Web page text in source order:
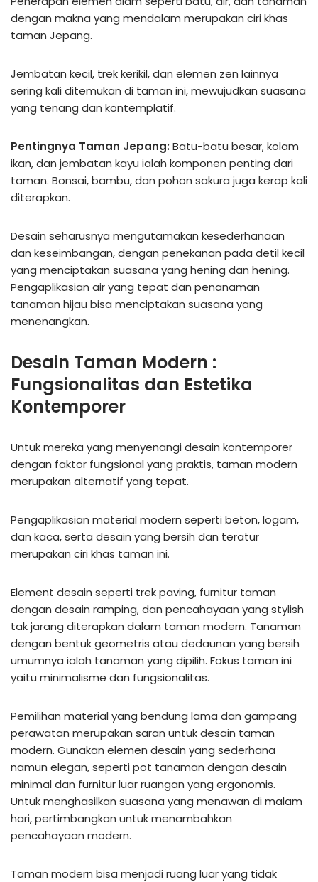
dengan makna yang mendalam merupakan ciri khas
taman Jepang.
Jembatan kecil, trek kerikil, dan elemen zen lainnya
sering kali ditemukan di taman ini, mewujudkan suasana
yang tenang dan kontemplatif.
Pentingnya Taman Jepang: Batu-batu besar, kolam
ikan, dan jembatan kayu ialah komponen penting dari
taman. Bonsai, bambu, dan pohon sakura juga kerap kali
diterapkan.
Desain seharusnya mengutamakan kesederhanaan
dan keseimbangan, dengan penekanan pada detil kecil
yang menciptakan suasana yang hening dan hening.
Pengaplikasian air yang tepat dan penanaman
tanaman hijau bisa menciptakan suasana yang
menenangkan.
Desain Taman Modern :
Fungsionalitas dan Estetika
Kontemporer
Untuk mereka yang menyenangi desain kontemporer
dengan faktor fungsional yang praktis, taman modern
merupakan alternatif yang tepat.
Pengaplikasian material modern seperti beton, logam,
dan kaca, serta desain yang bersih dan teratur
merupakan ciri khas taman ini.
Element desain seperti trek paving, furnitur taman
dengan desain ramping, dan pencahayaan yang stylish
tak jarang diterapkan dalam taman modern. Tanaman
dengan bentuk geometris atau dedaunan yang bersih
umumnya ialah tanaman yang dipilih. Fokus taman ini
yaitu minimalisme dan fungsionalitas.
Pemilihan material yang bendung lama dan gampang
perawatan merupakan saran untuk desain taman
modern. Gunakan elemen desain yang sederhana
namun elegan, seperti pot tanaman dengan desain
minimal dan furnitur luar ruangan yang ergonomis.
Untuk menghasilkan suasana yang menawan di malam
hari, pertimbangkan untuk menambahkan
pencahayaan modern.
Taman modern bisa menjadi ruang luar yang tidak